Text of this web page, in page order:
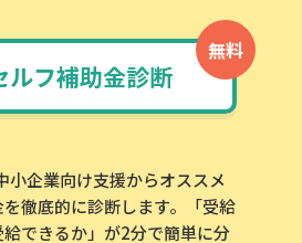
無料
ルフ補助金診断
企業向け支援からオススメ
徹底的に診断します。「受給
できるか」が2分で簡単に分